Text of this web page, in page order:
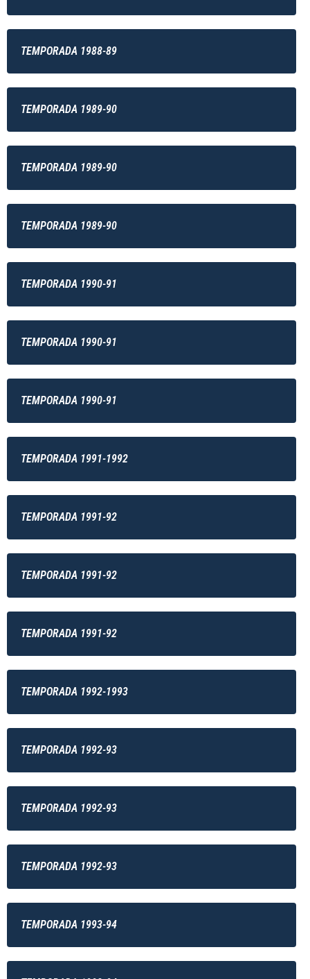
TEMPORADA 1988-89
TEMPORADA 1989-90
TEMPORADA 1989-90
TEMPORADA 1989-90
TEMPORADA 1990-91
TEMPORADA 1990-91
TEMPORADA 1990-91
TEMPORADA 1991-1992
TEMPORADA 1991-92
TEMPORADA 1991-92
TEMPORADA 1991-92
TEMPORADA 1992-1993
TEMPORADA 1992-93
TEMPORADA 1992-93
TEMPORADA 1992-93
TEMPORADA 1993-94